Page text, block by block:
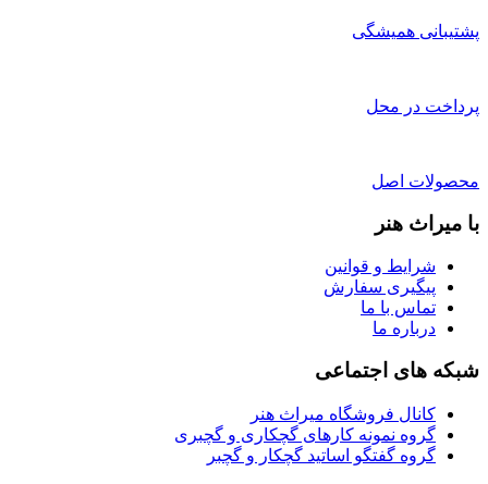
پشتیبانی همیشگی
پرداخت در محل
محصولات اصل
با میراث هنر
شرایط و قوانین
پیگیری سفارش
تماس با ما
درباره ما
شبکه های اجتماعی
کانال فروشگاه میراث هنر
گروه نمونه کارهای گچکاری و گچبری
گروه گفتگو اساتید گچکار و گچبر